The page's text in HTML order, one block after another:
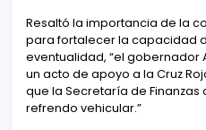
Resaltó la importancia de la
para fortalecer la capacidad
eventualidad, “el gobernador
un acto de apoyo a la Cruz
que la Secretaría de Finanzas
refrendo vehicular.”